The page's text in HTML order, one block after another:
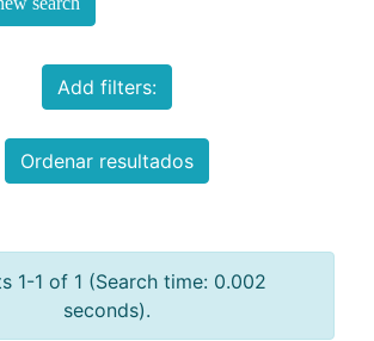
Add filters:
Ordenar resultados
1-1 of 1 (Search time: 0.002
seconds).